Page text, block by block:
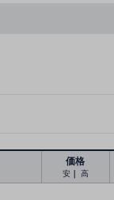
価格
安 ｜ 高